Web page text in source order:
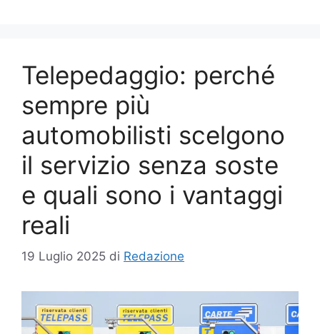
Telepedaggio: perché
sempre più
automobilisti scelgono
il servizio senza soste
e quali sono i vantaggi
reali
19 Luglio 2025 di Redazione